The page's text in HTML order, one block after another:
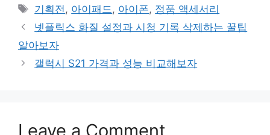
Tags
기획전, 아이패드, 아이폰, 정품 액세서리
넷플릭스 화질 설정과 시청 기록 삭제하는 꿀팁
알아보자
갤럭시 S21 가격과 성능 비교해보자
Leave a Comment